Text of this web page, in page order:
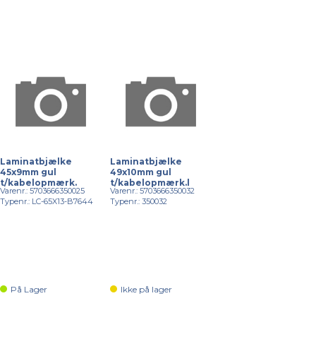
Laminatbjælke
45x9mm gul
t/kabelopmærk.
Varenr.: 5703666350025
Typenr.: LC-65X13-B7644
På Lager
Laminatbjælke
49x10mm gul
t/kabelopmærk.l
Varenr.: 5703666350032
Typenr.: 350032
Ikke på lager